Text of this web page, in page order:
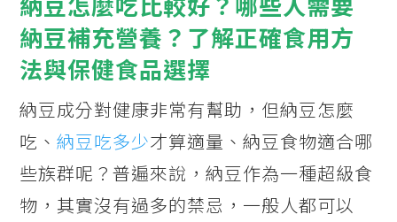
納豆補充營養？了解正確食用方
法與保健食品選擇
納豆成分對健康非常有幫助，但納豆怎麼
吃、納豆吃多少才算適量、納豆食物適合哪
些族群呢？普遍來說，納豆作為一種超級食
物，其實沒有過多的禁忌，一般人都可以